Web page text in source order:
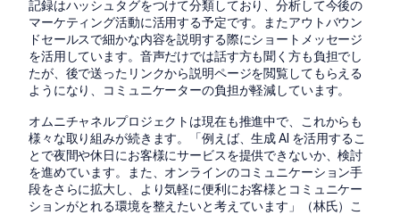
記録はハッシュタグをつけて分類しており、分析して今後の
マーケティング活動に活用する予定です。またアウトバウン
ドセールスで細かな内容を説明する際にショートメッセージ
を活用しています。音声だけでは話す方も聞く方も負担でし
たが、後で送ったリンクから説明ページを閲覧してもらえる
ようになり、コミュニケーターの負担が軽減しています。
オムニチャネルプロジェクトは現在も推進中で、これからも
様々な取り組みが続きます。「例えば、生成 AI を活用するこ
とで夜間や休日にお客様にサービスを提供できないか、検討
を進めています。また、オンラインのコミュニケーション手
段をさらに拡大し、より気軽に便利にお客様とコミュニケー
ションがとれる環境を整えたいと考えています」（林氏）こ